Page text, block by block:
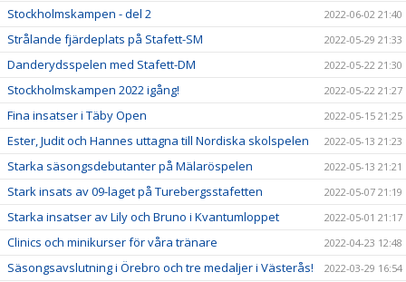
Stockholmskampen - del 2 2022-06-02 21:40
Strålande fjärdeplats på Stafett-SM 2022-05-29 21:33
Danderydsspelen med Stafett-DM 2022-05-22 21:30
Stockholmskampen 2022 igång! 2022-05-22 21:27
Fina insatser i Täby Open 2022-05-15 21:25
Ester, Judit och Hannes uttagna till Nordiska skolspelen 2022-05-13 21:23
Starka säsongsdebutanter på Mälaröspelen 2022-05-13 21:21
Stark insats av 09-laget på Turebergsstafetten 2022-05-07 21:19
Starka insatser av Lily och Bruno i Kvantumloppet 2022-05-01 21:17
Clinics och minikurser för våra tränare 2022-04-23 12:48
Säsongsavslutning i Örebro och tre medaljer i Västerås! 2022-03-29 16:54